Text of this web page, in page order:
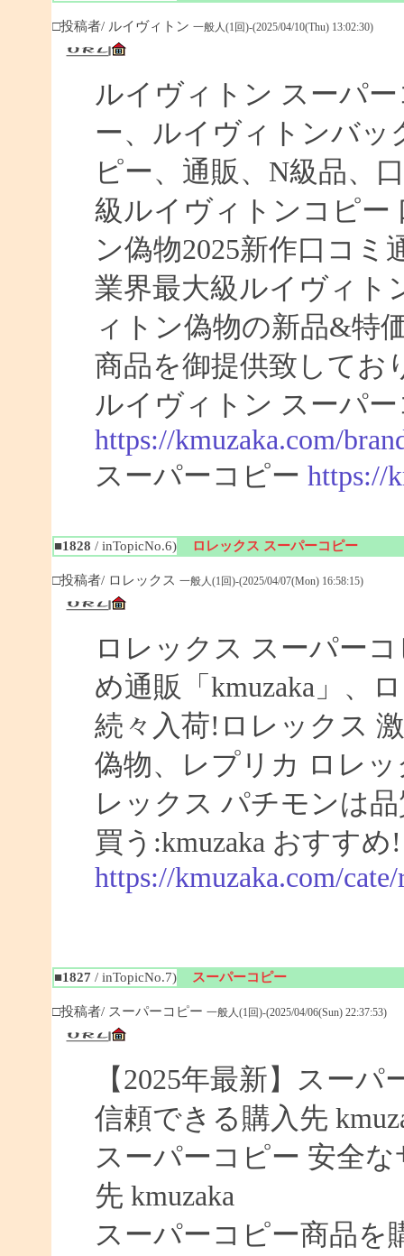
□投稿者/ ルイヴィトン 一般人(1回)-(2025/04/10(Thu) 13:02:30)
ルイヴィトン スーパ
ー、ルイヴィトンバ
ピー、通販、N級品、
級ルイヴィトンコピー
ン偽物2025新作口コ
業界最大級ルイヴィト
ィトン偽物の新品&特
商品を御提供致してお
ルイヴィトン スーパ
https://kmuzaka.com/
スーパーコピー https://
■1828 / inTopicNo.6) ロレックス スーパーコピー
□投稿者/ ロレックス 一般人(1回)-(2025/04/07(Mon) 16:58:15)
ロレックス スーパー
め通販「kmuzaka」、
続々入荷!ロレックス
偽物、レプリカ ロレ
レックス パチモンは
買う:kmuzaka おすすめ!
https://kmuzaka.com/
■1827 / inTopicNo.7) スーパーコピー
□投稿者/ スーパーコピー 一般人(1回)-(2025/04/06(Sun) 22:37:53)
【2025年最新】スー
信頼できる購入先
スーパーコピー 安全
先 kmuzaka
スーパーコピー商品を